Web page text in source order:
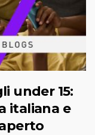
under 15:
italiana e